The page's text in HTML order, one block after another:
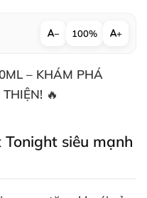
− 100% +
– KHÁM PHÁ
🔥
siêu mạnh